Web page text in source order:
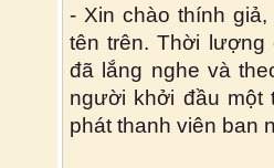
- Xin chào thính
tên trên. Thời
đã lắng nghe và
người khởi đầu một
phát thanh viên ban